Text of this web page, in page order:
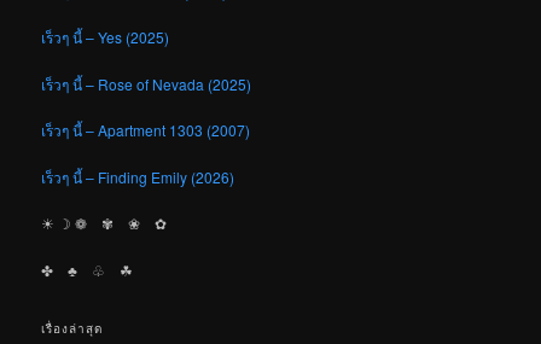
เร็วๆ นี้ – Yes (2025)
เร็วๆ นี้ – Rose of Nevada (2025)
เร็วๆ นี้ – Apartment 1303 (2007)
เร็วๆ นี้ – Finding Emily (2026)
☀︎ ☽ ❁ ✾ ❀ ✿
✤ ♣︎ ♧ ☘︎
เรื่องล่าสุด